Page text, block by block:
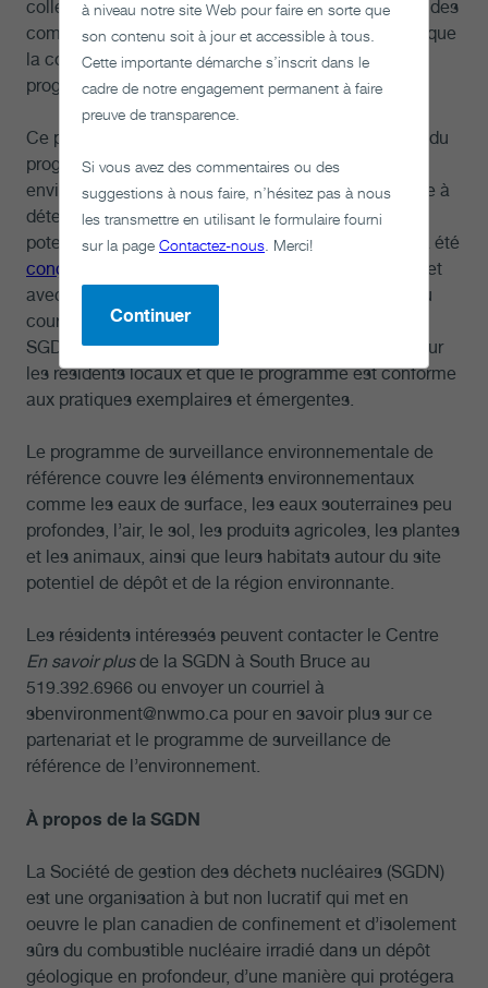
collectivité pour établir des partenariats et solliciter des
commentaires à mesure que nous avancerons afin que
la collectivité supervise de manière rigoureuse ce
programme d’échantillonnage. »
Ce partenariat avec la SVCA s’inscrit dans le cadre du
programme plus vaste de surveillance
environnementale de référence de la SGDN, qui vise à
déterminer les conditions de base autour du site
potentiel de dépôt de South Bruce.Le programme a été
conçu conjointement avec les collectivités locales
et
avec les autorités et des experts en conservation au
cours d’une série d’ateliers afin de s’assurer que la
SGDN surveille les éléments qui sont importants pour
les résidents locaux et que le programme est conforme
aux pratiques exemplaires et émergentes.
Le programme de surveillance environnementale de
référence couvre les éléments environnementaux
comme les eaux de surface, les eaux souterraines peu
profondes, l’air, le sol, les produits agricoles, les plantes
et les animaux, ainsi que leurs habitats autour du site
potentiel de dépôt et de la région environnante.
Les résidents intéressés peuvent contacter le Centre
En savoir plusde la SGDN à South Bruce au
519.392.6966 ou envoyer un courriel à
sbenvironment@nwmo.ca pour en savoir plus sur ce
partenariat et le programme de surveillance de
référence de l’environnement.
À propos de la SGDN
La Société de gestion des déchets nucléaires (SGDN)
est une organisation à but non lucratif qui met en
oeuvre le plan canadien de confinement et d’isolement
sûrs du combustible nucléaire irradié dans un dépôt
géologique en profondeur, d’une manière qui protégera
à niveau notre site Web pour faire en sorte que
son contenu soit à jour et accessible à tous.
Cette importante démarche s’inscrit dans le
cadre de notre engagement permanent à faire
preuve de transparence.
Si vous avez des commentaires ou des
suggestions à nous faire, n’hésitez pas à nous
les transmettre en utilisant le formulaire fourni
sur la page Contactez-nous . Merci!
Continuer